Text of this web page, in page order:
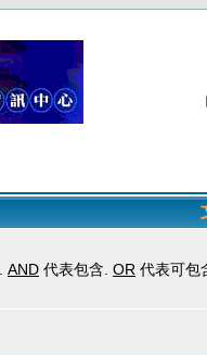
AND 代表包含. OR 代表可包